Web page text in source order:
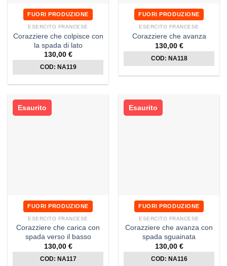
FUORI PRODUZIONE
ESERCITO FRANCESE
Corazziere che colpisce con
la spada di lato
130,00 €
COD: NA119
FUORI PRODUZIONE
ESERCITO FRANCESE
Corazziere che avanza
130,00 €
COD: NA118
Esaurito
FUORI PRODUZIONE
ESERCITO FRANCESE
Corazziere che carica con
spada verso il basso
130,00 €
COD: NA117
Esaurito
FUORI PRODUZIONE
ESERCITO FRANCESE
Corazziere che avanza con
spada sguainata
130,00 €
COD: NA116